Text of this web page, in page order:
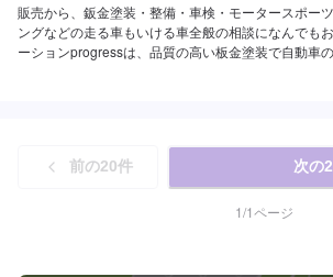
販売から、鈑金塗装・整備・車検・モータースポー
ングなどの走る車もいける車全般の相談になんでも
ーションprogressは、品質の高い板金塗装で自動車
フターフォローにも素早く対応します。お客様に喜
ドバイスを心掛けております。
ファーにてお問い合わせ【2】お見積り【3】お見積
作業開始【4】仕上がり次第納車-----納期について
前の20件 次の
1/1ページ